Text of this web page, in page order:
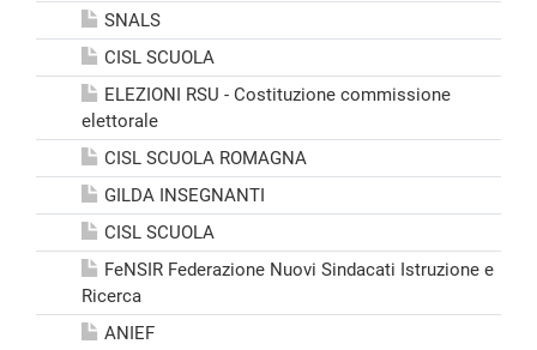
SNALS
CISL SCUOLA
ELEZIONI RSU - Costituzione commissione
elettorale
CISL SCUOLA ROMAGNA
GILDA INSEGNANTI
CISL SCUOLA
FeNSIR Federazione Nuovi Sindacati Istruzione e
Ricerca
ANIEF